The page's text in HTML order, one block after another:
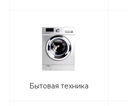
Бытовая техника